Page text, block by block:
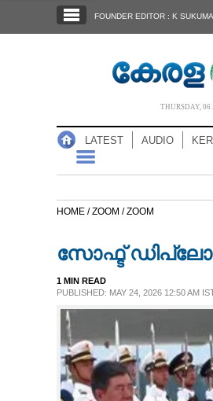
NOTIFIED NEWS
CASE DIARY
FOUNDER EDITOR : K
THURSDAY, 06
LATEST AUDIO
HOME /ZOOM /ZOOM
സോഫ്ട്
1 MIN READ
PUBLISHED: MAY 24, 2026 12:50 AM